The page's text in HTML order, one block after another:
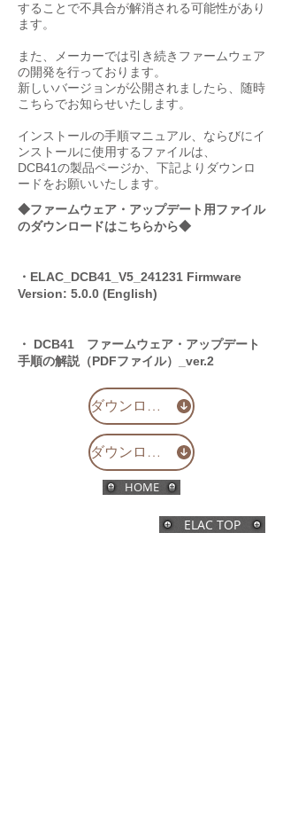
することで不具合が解消される可能性があり
ます。
また、メーカーでは引き続きファームウェア
の開発を行っております。
新しいバージョンが公開されましたら、随時
こちらでお知らせいたします。
インストールの手順マニュアル、ならびにイ
ンストールに使用するファイルは、
DCB41の製品ページか、下記よりダウンロ
ードをお願いいたします。
◆ファームウェア・アップデート用ファイル
のダウンロードはこちらから◆
・ELAC_DCB41_V5_241231 Firmware
Version: 5.0.0 (English)
・ DCB41 ファームウェア・アップデート
手順の解説（PDFファイル）_ver.2
ダウンロード
ダウンロード
HOME
ELAC TOP